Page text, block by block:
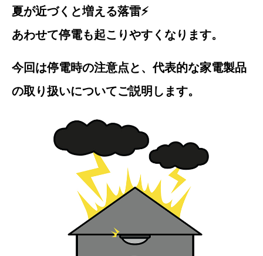
夏が近づくと増える落雷⚡
あわせて停電も起こりやすくなります。
今回は停電時の注意点と、代表的な家電製品
の取り扱いについてご説明します。